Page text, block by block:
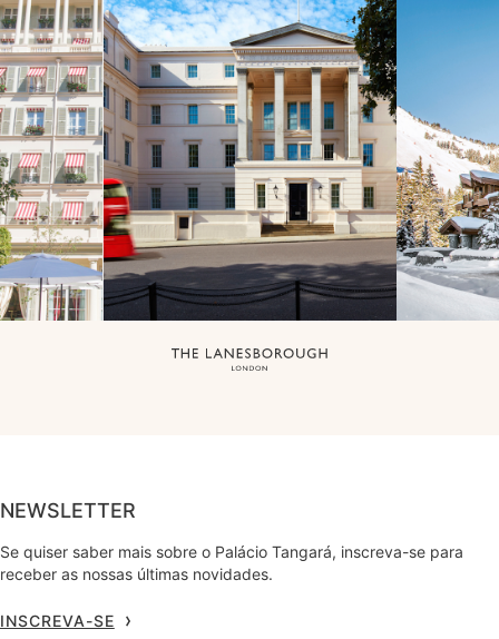
NEWSLETTER
Se quiser saber mais sobre o Palácio Tangará, inscreva-se para
receber as nossas últimas novidades.
INSCREVA-SE